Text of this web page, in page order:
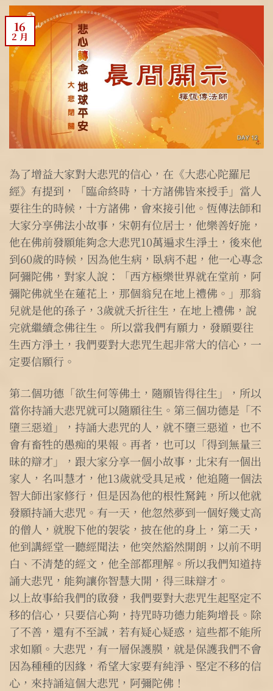
16
2 月
為了增益大家對大悲咒的信心，在《大悲心陀羅尼
經》有提到，「臨命終時，十方諸佛皆來授手」當人
要往生的時候，十方諸佛，會來接引他。恆傳法師和
大家分享佛法小故事，宋朝有位居士，他樂善好施，
他在佛前發願能夠念大悲咒10萬遍求生淨土，後來他
到60歲的時候，因為他生病，臥病不起，他一心專念
阿彌陀佛，對家人說：「西方極樂世界就在堂前，阿
彌陀佛就坐在蓮花上，那個翁兒在地上禮佛。」那翁
兒就是他的孫子，3歲就夭折往生，在地上禮佛，說
完就繼續念佛往生。 所以當我們有願力，發願要往
生西方淨土，我們要對大悲咒生起非常大的信心，一
定要信願行。
第二個功德「欲生何等佛土，隨願皆得往生」，所以
當你持誦大悲咒就可以隨願往生。第三個功德是「不
墮三惡道」，持誦大悲咒的人，就不墮三惡道，也不
會有畜牲的愚痴的果報。再者，也可以「得到無量三
昧的辯才」，跟大家分享一個小故事，北宋有一個出
家人，名叫慧才，他13歲就受具足戒，他追隨一個法
智大師出家修行，但是因為他的根性駑鈍，所以他就
發願持誦大悲咒。有一天，他忽然夢到一個好幾丈高
的僧人，就脫下他的袈裟，披在他的身上，第二天，
他到講經堂一聽經聞法，他突然豁然開朗，以前不明
白、不清楚的經文，他全部都理解。所以我們知道持
誦大悲咒，能夠讓你智慧大開，得三昧辯才。
以上故事給我們的啟發，我們要對大悲咒生起堅定不
移的信心，只要信心夠，持咒時功德力能夠增長。除
了不善，還有不至誠，若有疑心疑惑，這些都不能所
求如願。大悲咒，有一層保護膜，就是保護我們不會
因為種種的因緣，希望大家要有純淨、堅定不移的信
心，來持誦這個大悲咒，阿彌陀佛！